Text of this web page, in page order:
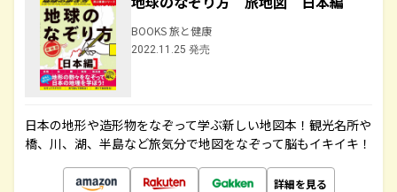
BOOKS 旅と健康
2022.11.25 発売
日本の地形や造形物をなぞって学ぶ新しい地図本！観光名所や
橋、川、湖、半島など旅気分で地図をなぞって脳もイキイキ！
詳細を見る